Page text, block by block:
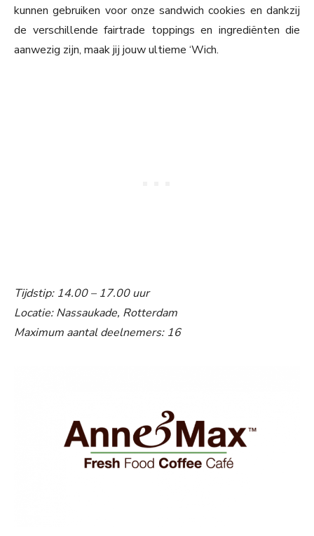
kunnen gebruiken voor onze sandwich cookies en dankzij
de verschillende fairtrade toppings en ingrediënten die
aanwezig zijn, maak jij jouw ultieme ‘Wich.
Tijdstip: 14.00 – 17.00 uur
Locatie: Nassaukade, Rotterdam
Maximum aantal deelnemers: 16